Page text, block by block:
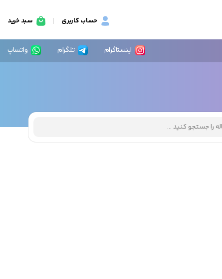
حساب کاربری سبد خرید
اینستاگرام تلگرام واتساپ